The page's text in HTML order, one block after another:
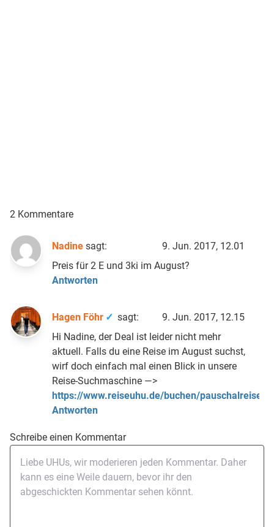
2 Kommentare
Nadine sagt:
9. Jun. 2017, 12.01
Preis für 2 E und 3ki im August?
Antworten
Hagen Föhr sagt:
9. Jun. 2017, 12.15
Hi Nadine, der Deal ist leider nicht mehr
aktuell. Falls du eine Reise im August suchst,
wirf doch einfach mal einen Blick in unsere
Reise-Suchmaschine —>
https://www.reiseuhu.de/buchen/pauschalreisen/
Antworten
Schreibe einen Kommentar